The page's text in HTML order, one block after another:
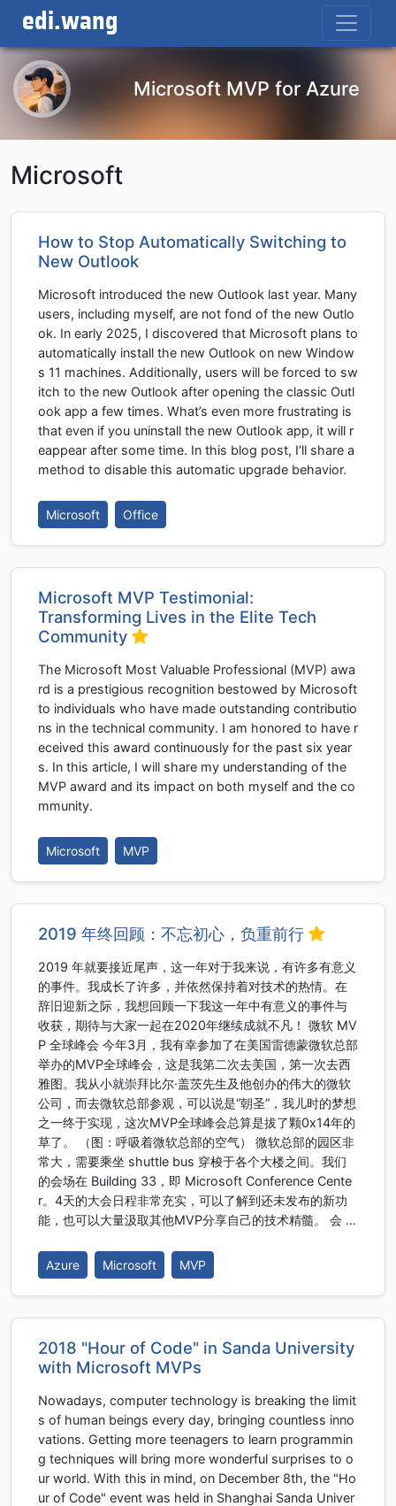
edi.wang
Microsoft MVP for Azure
Microsoft
How to Stop Automatically Switching to
New Outlook
Microsoft introduced the new Outlook last year. Many
users, including myself, are not fond of the new Outlo
ok. In early 2025, I discovered that Microsoft plans to
automatically install the new Outlook on new Window
s 11 machines. Additionally, users will be forced to sw
itch to the new Outlook after opening the classic Outl
ook app a few times. What’s even more frustrating is
that even if you uninstall the new Outlook app, it will r
eappear after some time. In this blog post, I’ll share a
method to disable this automatic upgrade behavior.
Microsoft Office
Microsoft MVP Testimonial:
Transforming Lives in the Elite Tech
Community
The Microsoft Most Valuable Professional (MVP) awa
rd is a prestigious recognition bestowed by Microsoft
to individuals who have made outstanding contributio
ns in the technical community. I am honored to have r
eceived this award continuously for the past six year
s. In this article, I will share my understanding of the
MVP award and its impact on both myself and the co
mmunity.
Microsoft MVP
2019 年终回顾：不忘初心，负重前行
2019 年就要接近尾声，这一年对于我来说，有许多有意义
的事件。我成长了许多，并依然保持着对技术的热情。在
辞旧迎新之际，我想回顾一下我这一年中有意义的事件与
收获，期待与大家一起在2020年继续成就不凡！ 微软 MV
P 全球峰会 今年3月，我有幸参加了在美国雷德蒙微软总部
举办的MVP全球峰会，这是我第二次去美国，第一次去西
雅图。我从小就崇拜比尔·盖茨先生及他创办的伟大的微软
公司，而去微软总部参观，可以说是“朝圣”，我儿时的梦想
之一终于实现，这次MVP全球峰会总算是拔了颗0x14年的
草了。 （图：呼吸着微软总部的空气） 微软总部的园区非
常大，需要乘坐 shuttle bus 穿梭于各个大楼之间。我们
的会场在 Building 33，即 Microsoft Conference Cente
r。4天的大会日程非常充实，可以了解到还未发布的新功
能，也可以大量汲取其他MVP分享自己的技术精髓。 会 …
Azure Microsoft MVP
2018 "Hour of Code" in Sanda University
with Microsoft MVPs
Nowadays, computer technology is breaking the limit
s of human beings every day, bringing countless inno
vations. Getting more teenagers to learn programmin
g techniques will bring more wonderful surprises to o
ur world. With this in mind, on December 8th, the "Ho
ur of Code" event was held in Shanghai Sanda Univer